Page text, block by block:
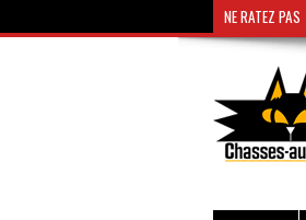
NE RATEZ PAS